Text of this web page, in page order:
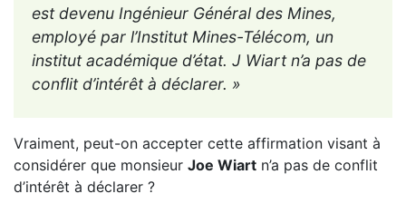
est devenu Ingénieur Général des Mines,
employé par l’Institut Mines-Télécom, un
institut académique d’état. J Wiart n’a pas de
conflit d’intérêt à déclarer. »
Vraiment, peut-on accepter cette affirmation visant à
considérer que monsieur Joe Wiart n’a pas de conflit
d’intérêt à déclarer ?